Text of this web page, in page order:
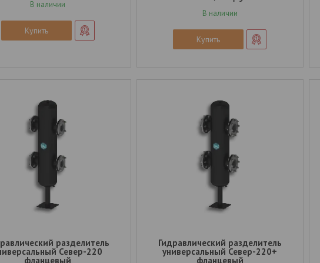
В наличии
Купить
В наличии
Купить
разделитель
Север-220
фланцевый
Гидравлический разделитель
универсальный Север-220+
фланцевый